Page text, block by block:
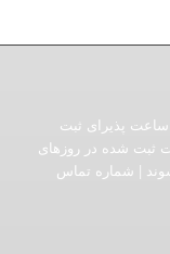
فروشگاه اینترنتی ایستگاه نرد به صورت ۲۴ ساعت پذیرای ثبت
ثبت شده در روزهای
| شماره تماس